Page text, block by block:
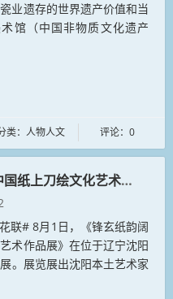
业遗存的世界遗产价值和当
馆（中国非物质文化遗产
类：人物人文 评论：0
纸上刀绘文化艺术作品展
# 8月1日，《锋玄纸韵阔
术作品展》在位于辽宁沈阳
。展览展出沈阳本土艺术家